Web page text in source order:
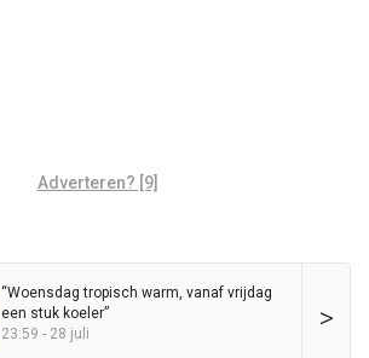
Adverteren? [9]
>
“Woensdag tropisch warm, vanaf vrijdag
een stuk koeler”
23:59 - 28 juli